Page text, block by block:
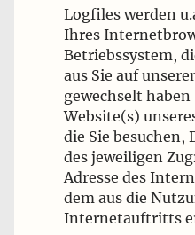
Logfiles werden
Ihres
Betriebssystem,
aus Sie auf
gewechselt
Website(s)
die Sie besuchen,
des jeweiligen
Adresse des
dem aus die
Internetauftritts